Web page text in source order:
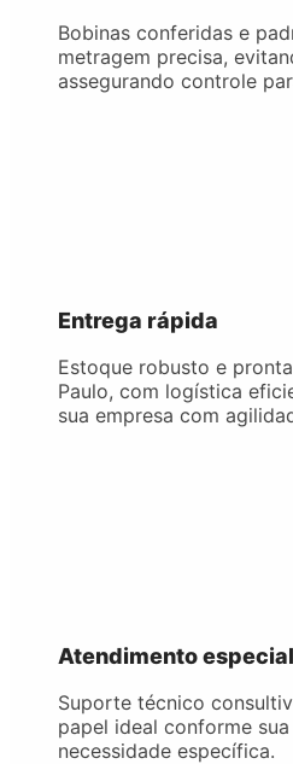
Bobinas conferidas e
metragem precisa,
assegurando controle
Entrega rápida
Estoque robusto e
Paulo, com logística
sua empresa com
Atendimento
Suporte técnico
papel ideal conforme
necessidade específica.